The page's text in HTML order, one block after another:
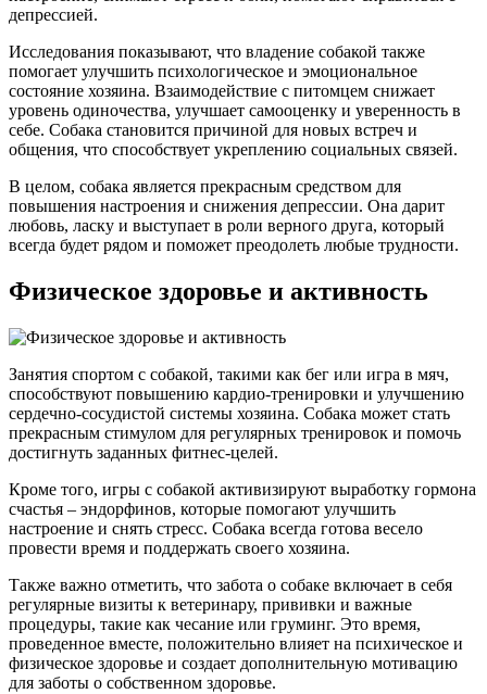
депрессией.
Исследования показывают, что владение собакой также
помогает улучшить психологическое и эмоциональное
состояние хозяина. Взаимодействие с питомцем снижает
уровень одиночества, улучшает самооценку и уверенность в
себе. Собака становится причиной для новых встреч и
общения, что способствует укреплению социальных связей.
В целом, собака является прекрасным средством для
повышения настроения и снижения депрессии. Она дарит
любовь, ласку и выступает в роли верного друга, который
всегда будет рядом и поможет преодолеть любые трудности.
Физическое здоровье и активность
Занятия спортом с собакой, такими как бег или игра в мяч,
способствуют повышению кардио-тренировки и улучшению
сердечно-сосудистой системы хозяина. Собака может стать
прекрасным стимулом для регулярных тренировок и помочь
достигнуть заданных фитнес-целей.
Кроме того, игры с собакой активизируют выработку гормона
счастья – эндорфинов, которые помогают улучшить
настроение и снять стресс. Собака всегда готова весело
провести время и поддержать своего хозяина.
Также важно отметить, что забота о собаке включает в себя
регулярные визиты к ветеринару, прививки и важные
процедуры, такие как чесание или груминг. Это время,
проведенное вместе, положительно влияет на психическое и
физическое здоровье и создает дополнительную мотивацию
для заботы о собственном здоровье.